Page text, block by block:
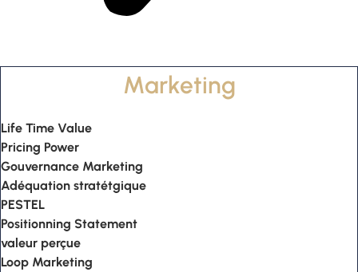
Marketing
Life Time Value
Pricing Power
Gouvernance Marketing
Adéquation stratétgique
PESTEL
Positionning Statement
valeur perçue
Loop Marketing